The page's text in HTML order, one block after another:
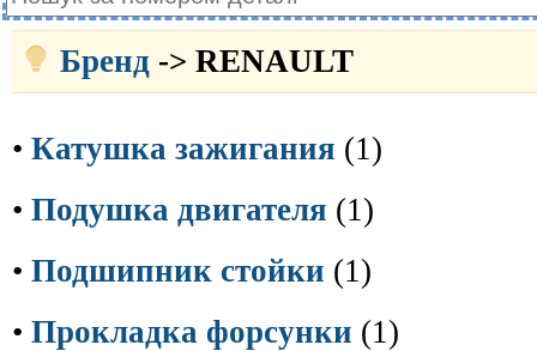
Бренд -> RENAULT
• Катушка зажигания (1)
• Подушка двигателя (1)
• Подшипник стойки (1)
• Прокладка форсунки (1)